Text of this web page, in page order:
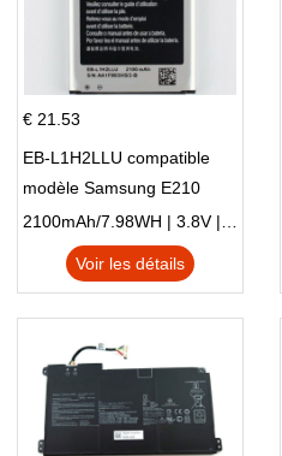
€ 21.53
EB-L1H2LLU compatible
modèle Samsung E210
E210K i939
Voir les détails